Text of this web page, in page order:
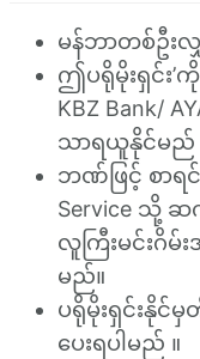
မန်ဘာတစ်ဦး
ဤပရိုမိုးရှင်း’
KBZ Bank/
သာရယူနိုင်မည်
ဘဏ်ဖြင့် စာရင်
Service သို့
လူကြီးမင်းဂိမ်
မည်။
ပရိုမိုးရှင်းနိုင်
ပေးရပါမည် ။